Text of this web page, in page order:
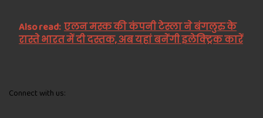
Also read: एलन मस्क की कंपनी टेस्ला ने बंगलुरु के
रास्ते भारत में दी दस्तक, अब यहां बनेंगी इलेक्ट्रिक कारें
Connect with us: